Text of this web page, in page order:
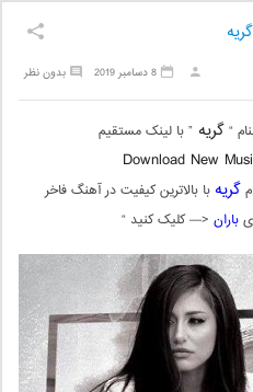
بدون نظر 8 دسامبر 2019
“گریه” با لینک مستقیم
Download New
گریهبا بالاترین کیفیت در آهنگ فاخر
باران <— کلیک کنید “